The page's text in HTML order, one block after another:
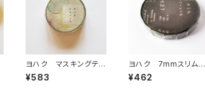
ヨハク マスキングテ
ープ アキノソラ Y-0
54
¥583
ヨハク 7mmスリムマ
スキングテープ ベー
シック L-001
¥462